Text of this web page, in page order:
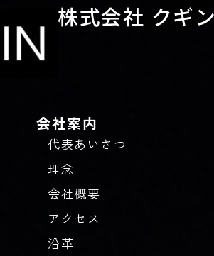
株式会社 クギン
会社案内
代表あいさつ
理念
会社概要
アクセス
沿革